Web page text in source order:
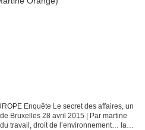
Enquête Le secret des affaires, un
Bruxelles 28 avril 2015 | Par martine
travail, droit de l’environnement… la